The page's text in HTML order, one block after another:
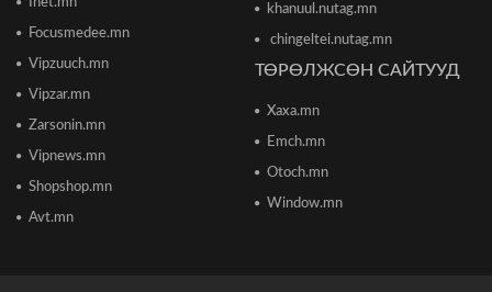
бодлогын хүүгээ өсгөжээ
2026/06/12 15:05
цацаж байгаа тул 10-14 хоног ойд чөлөөт
Улаанбаатар хотын инженер хангамжийн
Focusmedee.mn
Vipzuuch.mn
Vipzar.mn
Zarsonin.mn
Vipnews.mn
Shopshop.mn
Avt.mn
khanuul.nutag.mn
chingeltei.nutag.mn
ТӨРӨЛЖСӨН САЙТУУД
Xaxa.mn
Emch.mn
Otoch.mn
Window.mn